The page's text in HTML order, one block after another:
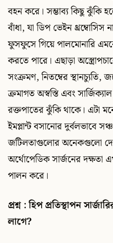
বহন করে। সম্ভাব্য কিছু ঝুঁকি
বাঁধা, যা ডিপ ভেইন
ফুসফুসে গিয়ে পালমোনারি
করতে পারে। এছাড়া
সংক্রমণ, নিতম্বের স্থানচ্যুতি,
ক্রমাগত অস্বস্তি এবং
রক্তপাতের ঝুঁকি থাকে। এটা
ইমপ্লান্ট বসানোর দুর্বলভাবে
জটিলতাগুলোর অনেকগুলো
অর্থোপেডিক সার্জনের দক্ষতা
পালন করে।
প্রশ্ন : হিপ প্রতিস্থাপন
লাগে?